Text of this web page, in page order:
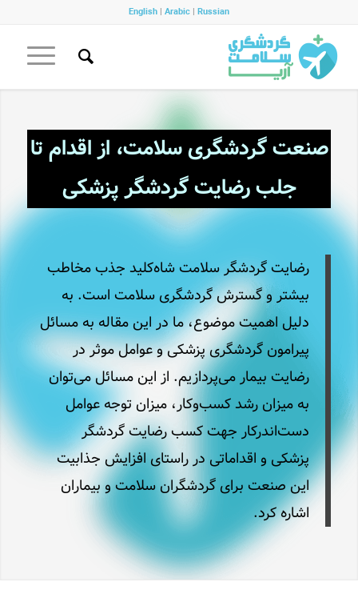
English | Arabic | Russian
صنعت گردشگری سلامت، از اقدام تا
جلب رضایت گردشگر پزشکی
رضایت گردشگر سلامت شاه‌کلید جذب مخاطب
بیشتر و گسترش گردشگری سلامت است. به
دلیل اهمیت موضوع، ما در این مقاله به مسائل
پیرامون گردشگری پزشکی و عوامل موثر در
رضایت بیمار می‌پردازیم. از این مسائل می‌توان
به میزان رشد کسب‌وکار، میزان توجه عوامل
دست‌اندرکار جهت کسب رضایت گردشگر
پزشکی و اقداماتی در راستای افزایش جذابیت
این صنعت برای گردشگران سلامت و بیماران
اشاره کرد.